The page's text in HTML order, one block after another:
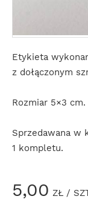
Etykieta
z dołączonym
Rozmiar 5×3 cm.
Sprzedawana w
1 kompletu.
5,00 ZŁ /